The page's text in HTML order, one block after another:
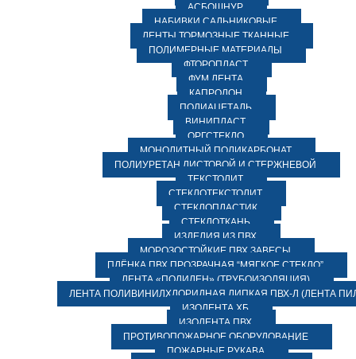
АСБОШНУР
НАБИВКИ САЛЬНИКОВЫЕ
ЛЕНТЫ ТОРМОЗНЫЕ ТКАННЫЕ
ПОЛИМЕРНЫЕ МАТЕРИАЛЫ
ФТОРОПЛАСТ
ФУМ ЛЕНТА
КАПРОЛОН
ПОЛИАЦЕТАЛЬ
ВИНИПЛАСТ
ОРГСТЕКЛО
МОНОЛИТНЫЙ ПОЛИКАРБОНАТ
ПОЛИУРЕТАН ЛИСТОВОЙ И СТЕРЖНЕВОЙ
ТЕКСТОЛИТ
СТЕКЛОТЕКСТОЛИТ
СТЕКЛОПЛАСТИК
СТЕКЛОТКАНЬ
ИЗДЕЛИЯ ИЗ ПВХ
МОРОЗОСТОЙКИЕ ПВХ ЗАВЕСЫ
ПЛЁНКА ПВХ ПРОЗРАЧНАЯ “МЯГКОЕ СТЕКЛО”
ЛЕНТА «ПОЛИЛЕН» (ТРУБОИЗОЛЯЦИЯ)
ЛЕНТА ПОЛИВИНИЛХЛОРИДНАЯ ЛИПКАЯ ПВХ-Л (ЛЕНТА
ИЗОЛЕНТА ХБ
ИЗОЛЕНТА ПВХ
ПРОТИВОПОЖАРНОЕ ОБОРУДОВАНИЕ
ПОЖАРНЫЕ РУКАВА